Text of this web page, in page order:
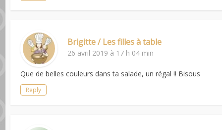
Brigitte / Les filles à table
26 avril 2019 à 17 h 04 min
Que de belles couleurs dans ta salade, un régal !! Bisous
Reply